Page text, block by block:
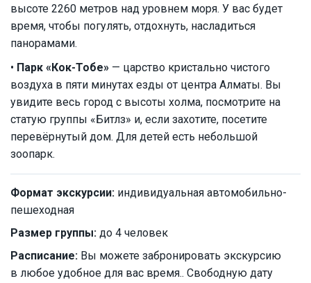
высоте 2260 метров над уровнем моря. У вас будет
время, чтобы погулять, отдохнуть, насладиться
панорамами.
• Парк «Кок-Тобе» — царство кристально чистого
воздуха в пяти минутах езды от центра Алматы. Вы
увидите весь город с высоты холма, посмотрите на
статую группы «Битлз» и, если захотите, посетите
перевёрнутый дом. Для детей есть небольшой
зоопарк.
Формат экскурсии: индивидуальная автомобильно-
пешеходная
Размер группы: до 4 человек
Расписание: Вы можете забронировать экскурсию
в любое удобное для вас время.. Свободную дату